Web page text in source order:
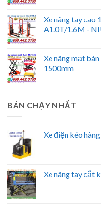
Xe nâng tay cao
A1.0T/1.6M -
Xe nâng mặt
1500mm
BÁN CHẠY NHẤT
Xe điện kéo
Xe nâng tay cắt